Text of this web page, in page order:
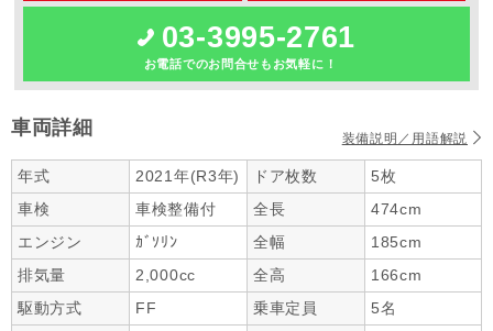
03-3995-2761
お電話でのお問合せもお気軽に！
車両詳細 装備説明／用語解説
年式 2021年(R3年) ドア枚数
5枚
車検
車検整備付 全長
474cm
エンジン
ｶﾞｿﾘﾝ 全幅
185cm
排気量
2,000cc 全高
166cm
駆動方式
FF 乗車定員
5名